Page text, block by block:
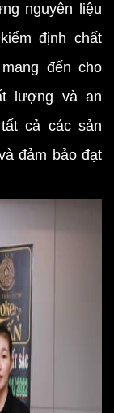
nguyên liệu
định chất
đến cho
lượng và an
cả các sản
đảm bảo đạt